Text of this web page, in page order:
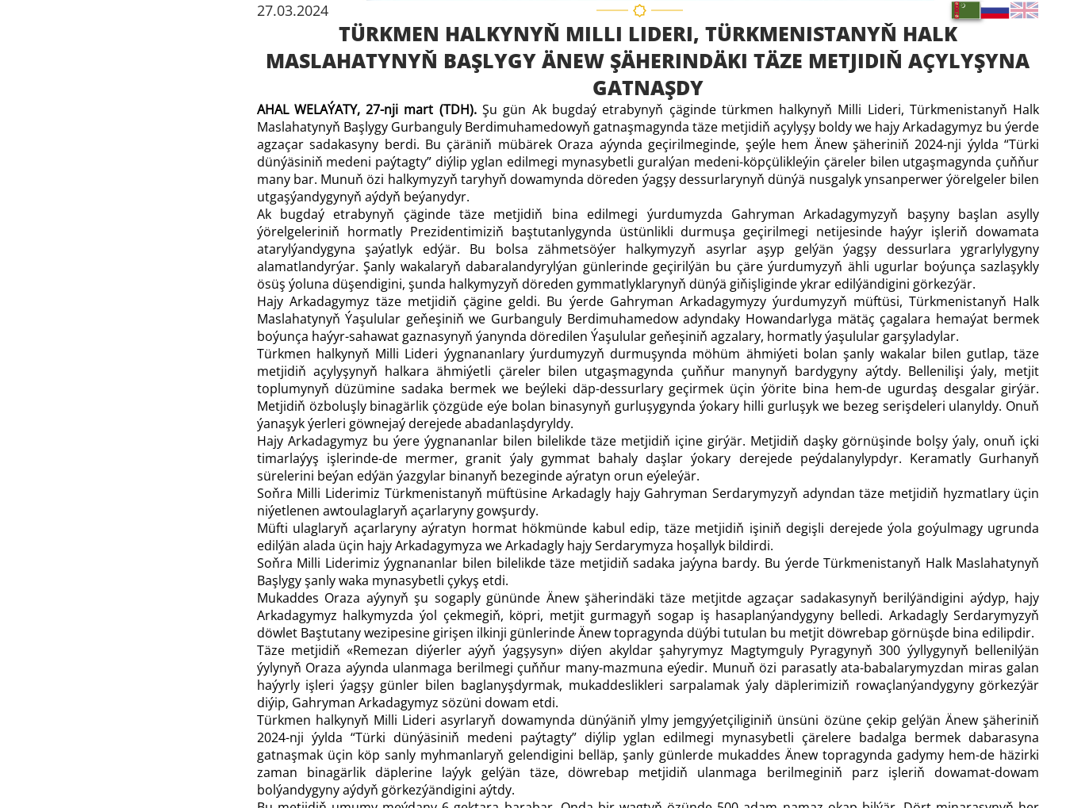
27.03.2024
TÜRKMEN HALKYNYŇ MILLI LIDERI, TÜRKMENISTANYŇ HALK
MASLAHATYNYŇ BAŞLYGY ÄNEW ŞÄHERINDÄKI TÄZE METJIDIŇ AÇYLYŞYNA
GATNAŞDY
AHAL WE­LA­ÝA­TY, 27-nji mart (TDH).Şu gün Ak bugdaý etrabynyň çäginde türkmen halkynyň Milli Lideri, Türkmenistanyň Halk
Maslahatynyň Başlygy Gurbanguly Berdimuhamedowyň gatnaşmagynda täze metjidiň açylyşy boldy we hajy Arkadagymyz bu ýerde
agzaçar sadakasyny berdi. Bu çäräniň mübärek Oraza aýynda geçirilmeginde, şeýle hem Änew şäheriniň 2024-nji ýylda “Türki
dünýäsiniň medeni paýtagty” diýlip yglan edilmegi mynasybetli guralýan medeni-köpçülikleýin çäreler bilen utgaşmagynda çuň­ňur
many bar. Munuň özi halkymyzyň taryhyň dowamynda döreden ýagşy dessurlarynyň dünýä nusgalyk ynsanperwer ýörelgeler bilen
utgaşýandygynyň aýdyň beýanydyr.
Ak bugdaý etrabynyň çäginde täze metjidiň bina edilmegi ýurdumyzda Gahryman Arkadagymyzyň başyny başlan asylly
ýörelgeleriniň hormatly Prezidentimiziň baştutanlygynda üstünlikli durmuşa geçirilmegi netijesinde haýyr işleriň dowamata
atarylýandygyna şaýatlyk edýär. Bu bolsa zähmetsöýer halkymyzyň asyrlar aşyp gelýän ýagşy dessurlara ygrarlylygyny
alamatlandyrýar. Şanly wakalaryň dabaralandyrylýan günlerinde geçirilýän bu çäre ýurdumyzyň ähli ugurlar boýunça sazlaşykly
ösüş ýoluna düşendigini, şunda halkymyzyň döreden gymmatlyklarynyň dünýä giňişliginde ykrar edilýändigini görkezýär.
Hajy Arkadagymyz täze metjidiň çägine geldi. Bu ýerde Gahryman Arkadagymyzy ýurdumyzyň müftüsi, Türkmenistanyň Halk
Maslahatynyň Ýaşulular ge­ňeşiniň we Gurbanguly Berdimuhamedow adyndaky Howandarlyga mätäç çagalara hemaýat bermek
boýunça haýyr-sahawat gaznasynyň ýanynda döredilen Ýaşulular ge­ňeşiniň agzalary, hormatly ýaşulular garşyladylar.
Türkmen halkynyň Milli Lideri ýygnananlary ýurdumyzyň durmuşynda möhüm ähmiýeti bolan şanly wakalar bilen gutlap, täze
metjidiň açylyşynyň halkara ähmiýetli çäreler bilen utgaşmagynda çuňňur manynyň bardygyny aýtdy. Bellenilişi ýaly, metjit
toplumynyň düzümine sadaka bermek we beýleki däp-dessurlary geçirmek üçin ýörite bina hem-de ugurdaş desgalar girýär.
Metjidiň özboluşly binagärlik çözgüde eýe bolan binasynyň gurluşygynda ýokary hilli gurluşyk we bezeg serişdeleri ulanyldy. Onuň
ýanaşyk ýerleri göwnejaý derejede abadanlaşdyryldy.
Hajy Arkadagymyz bu ýere ýygnananlar bilen bilelikde täze metjidiň içine girýär. Metjidiň daşky görnüşinde bolşy ýaly, onuň içki
timarlaýyş işlerinde-de mermer, granit ýaly gymmat bahaly daşlar ýokary derejede peýdalanylypdyr. Keramatly Gurhanyň
sürelerini beýan edýän ýazgylar binanyň bezeginde aýratyn orun eýeleýär.
Soň­ra Milli Liderimiz Türkmenistanyň müftüsine Arkadagly hajy Gahryman Serdarymyzyň adyndan täze metjidiň hyzmatlary üçin
niýetlenen awtoulaglaryň açarlaryny gowşurdy.
Müfti ulaglaryň açarlaryny aýratyn hormat hökmünde kabul edip, täze metjidiň işiniň degişli derejede ýola goýulmagy ugrunda
edilýän alada üçin hajy Arkadagymyza we Arkadagly hajy Serdarymyza hoşallyk bildirdi.
Soň­ra Milli Liderimiz ýygnananlar bilen bilelikde täze metjidiň sadaka jaýyna bardy. Bu ýerde Türkmenistanyň Halk Maslahatynyň
Başlygy şanly waka mynasybetli çykyş etdi.
Mukaddes Oraza aýynyň şu sogaply gününde Änew şäherindäki täze metjitde agzaçar sadakasynyň berilýändigini aýdyp, hajy
Arkadagymyz halkymyzda ýol çekmegiň, köpri, metjit gurmagyň sogap iş hasaplanýandygyny belledi. Arkadagly Serdarymyzyň
döwlet Baştutany wezipesine girişen ilkinji günlerinde Änew topragynda düýbi tutulan bu metjit döwrebap görnüşde bina edilipdir.
Täze metjidiň «Remezan diýerler aýyň ýagşysyn» diýen akyldar şahyrymyz Magtymguly Pyragynyň 300 ýyllygynyň bellenilýän
ýylynyň Oraza aýynda ulanmaga berilmegi çuň­ňur many-mazmuna eýedir. Munuň özi parasatly ata-babalarymyzdan miras galan
haýyrly işleri ýagşy günler bilen baglanyşdyrmak, mukaddeslikleri sarpalamak ýaly däplerimiziň rowaçlanýandygyny görkezýär
diýip, Gahryman Arkadagymyz sözüni dowam etdi.
Türkmen halkynyň Milli Lideri asyrlaryň dowamynda dünýäniň ylmy jemgyýetçiliginiň ünsüni özüne çekip gelýän Änew şäheriniň
2024-nji ýylda “Türki dünýäsiniň medeni paýtagty” diýlip yglan edilmegi mynasybetli çärelere badalga bermek dabarasyna
gatnaşmak üçin köp sanly myhmanlaryň gelendigini belläp, şanly günlerde mukaddes Änew topragynda gadymy hem-de häzirki
zaman binagärlik däplerine laýyk gelýän täze, döwrebap metjidiň ulanmaga berilmeginiň parz işleriň dowamat-dowam
bolýandygyny aýdyň görkezýändigini aýtdy.